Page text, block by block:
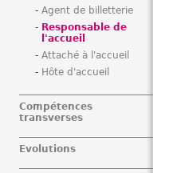
Agent de billetterie
Responsable de
l'accueil
Attaché à l'accueil
Hôte d'accueil
Compétences
transverses
Evolutions